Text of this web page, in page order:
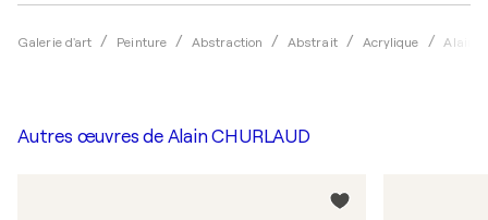
Galerie d'art Peinture Abstraction Abstrait Acrylique Alain
Autres œuvres de Alain CHURLAUD